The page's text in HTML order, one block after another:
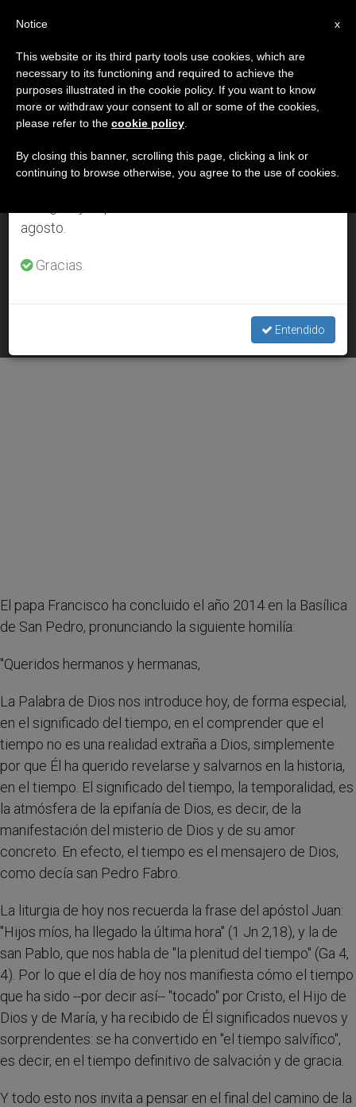
MES
Diciembre, 2014
ÚLTIMAS NOTICIAS
Texto completo de la homilí­a de Francisco en el Te Deum
DEC 31, 2014 00:00
El papa Francisco ha concluido el año 2014 en la Basílica
de San Pedro, pronunciando la siguiente homilía:
"Queridos hermanos y hermanas,
La Palabra de Dios nos introduce hoy, de forma especial,
en el significado del tiempo, en el comprender que el
tiempo no es una realidad extraña a Dios, simplemente
por que Él ha querido revelarse y salvarnos en la historia,
en el tiempo. El significado del tiempo, la temporalidad, es
la atmósfera de la epifanía de Dios, es decir, de la
manifestación del misterio de Dios y de su amor
concreto. En efecto, el tiempo es el mensajero de Dios,
como decía san Pedro Fabro.
La liturgia de hoy nos recuerda la frase del apóstol Juan:
"Hijos míos, ha llegado la última hora" (1 Jn 2,18), y la de
san Pablo, que nos habla de "la plenitud del tiempo" (Ga 4,
4). Por lo que el día de hoy nos manifiesta cómo el tiempo
que ha sido --por decir así-- "tocado" por Cristo, el Hijo de
Dios y de María, y ha recibido de Él significados nuevos y
sorprendentes: se ha convertido en "el tiempo salvífico",
es decir, en el tiempo definitivo de salvación y de gracia.
Y todo esto nos invita a pensar en el final del camino de la
×
Aviso importante
Del 27 de julio al 7 de agosto haremos la pausa
anual, aprovechando que en el periodo de verano
se generan menos informaciones y también el
agosto.
Gracias.
Entendido
x
Notice
This website or its third party tools use cookies, which are
necessary to its functioning and required to achieve the
purposes illustrated in the cookie policy. If you want to know
more or withdraw your consent to all or some of the cookies,
please refer to the cookie policy
By closing this banner, scrolling this page, clicking a link or
continuing to browse otherwise, you agree to the use of cookies.